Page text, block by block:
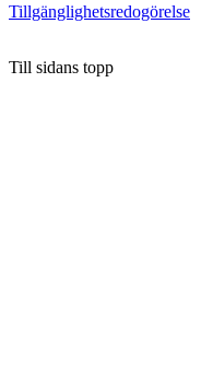
Tillgänglighetsredogörelse
Till sidans topp